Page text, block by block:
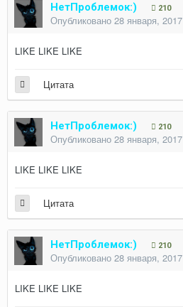
НетПроблемок:) 210
Опубликовано 28 января, 2017
LIKE LIKE LIKE
Цитата
НетПроблемок:) 210
Опубликовано 28 января, 2017
LIKE LIKE LIKE
Цитата
НетПроблемок:) 210
Опубликовано 28 января, 2017
LIKE LIKE LIKE